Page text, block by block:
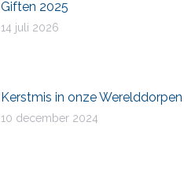
Giften 2025
14 juli 2026
Kerstmis in onze Werelddorpen
10 december 2024